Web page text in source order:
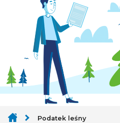
Podatek leśny